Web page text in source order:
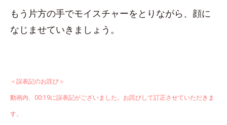
もう片方の手でモイスチャーをとりながら、顔に
なじませていきましょう。
＜誤表記のお詫び＞
動画内、00:19に誤表記がございました。お詫びして訂正させていただきま
す。